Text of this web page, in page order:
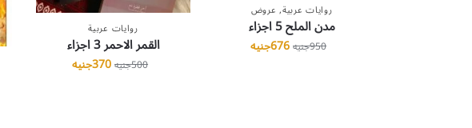
روايات عربية, عروض
مدن الملح 5 اجزاء
950جنيه676جنيه
روايات عربية
القمر الاحمر 3 اجزاء
500جنيه370جنيه